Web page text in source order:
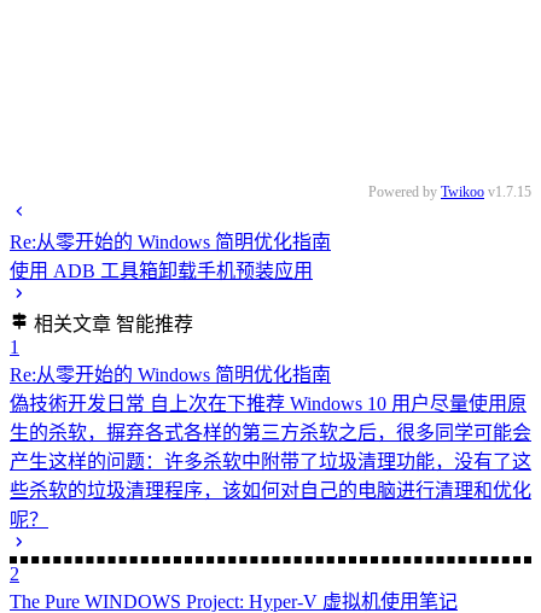
Powered by Twikoo v1.7.15
Re:从零开始的 Windows 简明优化指南
使用 ADB 工具箱卸载手机预装应用
相关文章 智能推荐
1
Re:从零开始的 Windows 简明优化指南
偽技術开发日常 自上次在下推荐 Windows 10 用户尽量使用原
生的杀软，摒弃各式各样的第三方杀软之后，很多同学可能会
产生这样的问题：许多杀软中附带了垃圾清理功能，没有了这
些杀软的垃圾清理程序，该如何对自己的电脑进行清理和优化
呢？
2
The Pure WINDOWS Project: Hyper-V 虚拟机使用笔记